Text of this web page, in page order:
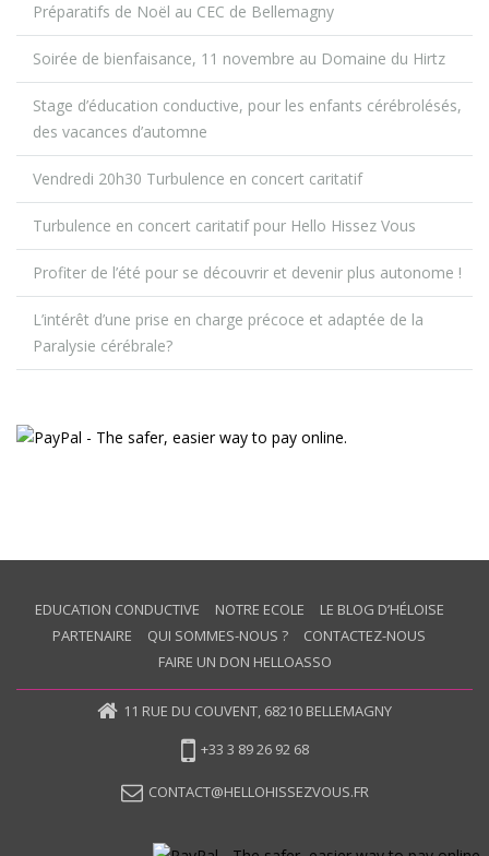
Préparatifs de Noël au CEC de Bellemagny
Soirée de bienfaisance, 11 novembre au Domaine du Hirtz
Stage d’éducation conductive, pour les enfants cérébrolésés,
des vacances d’automne
Vendredi 20h30 Turbulence en concert caritatif
Turbulence en concert caritatif pour Hello Hissez Vous
Profiter de l’été pour se découvrir et devenir plus autonome !
L’intérêt d’une prise en charge précoce et adaptée de la
Paralysie cérébrale?
EDUCATION CONDUCTIVE NOTRE ECOLE
LE BLOG D’HÉLOISE
PARTENAIRE
QUI SOMMES-NOUS ?
CONTACTEZ-NOUS
FAIRE UN DON HELLOASSO
11 RUE DU COUVENT, 68210 BELLEMAGNY
+33 3 89 26 92 68
CONTACT@HELLOHISSEZVOUS.FR